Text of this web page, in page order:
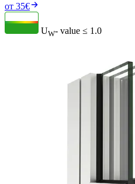
от 35€
UW- value ≤ 1.0